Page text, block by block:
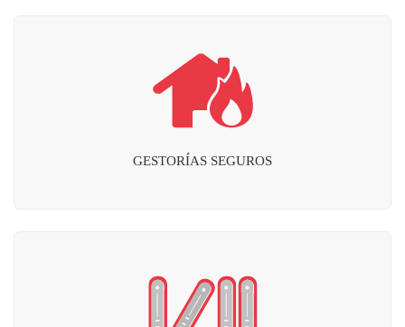
GESTORÍAS SEGUROS